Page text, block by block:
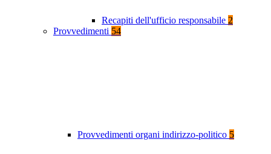
Recapiti dell'ufficio responsabile 2
Provvedimenti 54
Provvedimenti organi indirizzo-politico 5